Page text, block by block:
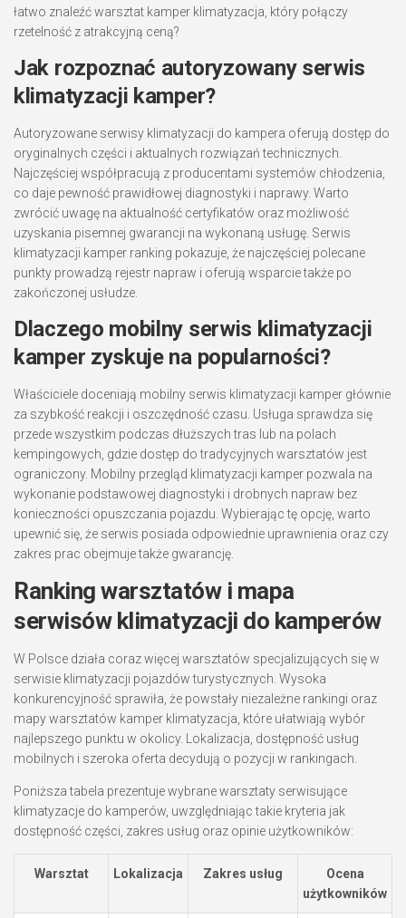
łatwo znaleźć warsztat kamper klimatyzacja, który połączy
rzetelność z atrakcyjną ceną?
Jak rozpoznać autoryzowany serwis
klimatyzacji kamper?
Autoryzowane serwisy klimatyzacji do kampera oferują dostęp do
oryginalnych części i aktualnych rozwiązań technicznych.
Najczęściej współpracują z producentami systemów chłodzenia,
co daje pewność prawidłowej diagnostyki i naprawy. Warto
zwrócić uwagę na aktualność certyfikatów oraz możliwość
uzyskania pisemnej gwarancji na wykonaną usługę. Serwis
klimatyzacji kamper ranking pokazuje, że najczęściej polecane
punkty prowadzą rejestr napraw i oferują wsparcie także po
zakończonej usłudze.
Dlaczego mobilny serwis klimatyzacji
kamper zyskuje na popularności?
Właściciele doceniają mobilny serwis klimatyzacji kamper głównie
za szybkość reakcji i oszczędność czasu. Usługa sprawdza się
przede wszystkim podczas dłuższych tras lub na polach
kempingowych, gdzie dostęp do tradycyjnych warsztatów jest
ograniczony. Mobilny przegląd klimatyzacji kamper pozwala na
wykonanie podstawowej diagnostyki i drobnych napraw bez
konieczności opuszczania pojazdu. Wybierając tę opcję, warto
upewnić się, że serwis posiada odpowiednie uprawnienia oraz czy
zakres prac obejmuje także gwarancję.
Ranking warsztatów i mapa
serwisów klimatyzacji do kamperów
W Polsce działa coraz więcej warsztatów specjalizujących się w
serwisie klimatyzacji pojazdów turystycznych. Wysoka
konkurencyjność sprawiła, że powstały niezależne rankingi oraz
mapy warsztatów kamper klimatyzacja, które ułatwiają wybór
najlepszego punktu w okolicy. Lokalizacja, dostępność usług
mobilnych i szeroka oferta decydują o pozycji w rankingach.
Poniższa tabela prezentuje wybrane warsztaty serwisujące
klimatyzacje do kamperów, uwzględniając takie kryteria jak
dostępność części, zakres usług oraz opinie użytkowników:
Warsztat Lokalizacja Zakres usług
Ocena
użytkowników